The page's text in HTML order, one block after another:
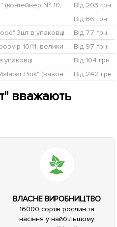
Фуксія ампельна "Deep Purple" (контейнер № 10, висота 5-10 см)
Від 203 грн.
Від 66 грн.
3шт в упаковці
Від 77 грн.
Тюльпан "Happy Generation" (розмір 10/11, великий) 3шт в упаковці
Від 97 грн.
упаковці
Від 104 грн.
Хризантема великоквіткова "Malabar Pink" (вазон С1 висота 20-30см)
Від 242 грн.
вважають
ВЛАСНЕ ВИРОБНИЦТВО
16000 сортів рослин та
насіння у найбільшому